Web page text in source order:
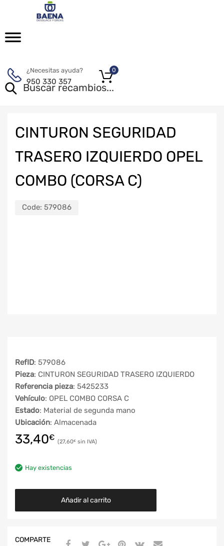
¿Necesitas ayuda?
950 330 357
0
CINTURON SEGURIDAD
TRASERO IZQUIERDO OPEL
COMBO (CORSA C)
Code: 579086
RefID: 579086
Pieza: CINTURON SEGURIDAD TRASERO IZQUIERDO
Referencia pieza: 5425233
Vehículo: OPEL COMBO CORSA C
Estado: Material de segunda mano
Ubicación: Almacenada
33,40€ 27,60€
Hay existencias
Añadir al carrito
COMPARTE